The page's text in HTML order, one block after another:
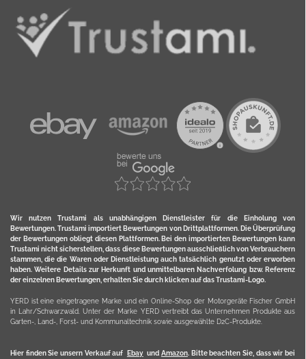
Wir nutzen Trustami als unabhängigen Dienstleister für die Einholung von
Bewertungen. Trustami importiert Bewertungen von Drittplattformen. Die Überprüfung
der Bewertungen obliegt diesen Plattformen. Bei den importierten Bewertungen kann
Trustami nicht sicherstellen, dass diese Bewertungen ausschließlich von Verbrauchern
stammen, die die Waren oder Dienstleistung auch tatsächlich genutzt oder erworben
haben. Weitere Details zur Herkunft und unmittelbaren Nachverfolung bzw. Referenz
der einzelnen Bewertungen, erhalten Sie durch klicken auf das Trustami-Logo.
YERD ist eine eingetragene Marke und ein Online-Shop der Motorgeräte Fischer GmbH
in Lahr/Schwarzwald. Unter der Marke YERD vertreibt das Unternehmen Produkte aus
Garten-, Land-, Forst- und Kommunaltechnik sowie ausgewählte D2C-Produkte.
Hier finden Sie unsern Verkauf auf Ebayund Amazon. Bitte beachten Sie, dass wir bei